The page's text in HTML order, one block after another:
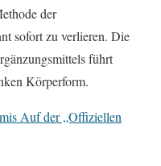
der
sofort zu verlieren. Die
führt
Körperform.
Auf der „Offiziellen